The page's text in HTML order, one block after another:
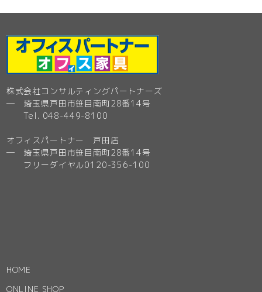
株式会社コンサルティングパートナーズ
─ 埼玉県戸田市笹目南町28番14号
Tel. 048-449-8100
オフィスパートナー 戸田店
─ 埼玉県戸田市笹目南町28番14号
フリーダイヤル0120-356-100
HOME
ONLINE SHOP